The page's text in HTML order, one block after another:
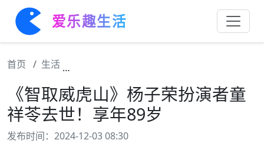
爱乐趣生活
首页 生活
《智取威虎山》杨子荣扮演者童
祥苓去世！享年89岁
发布时间：2024-12-03 08:30